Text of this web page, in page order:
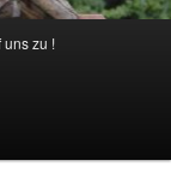
uns zu !